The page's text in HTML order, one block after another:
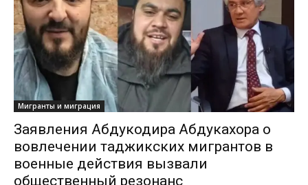
Мигранты и миграция
Заявления Абдукодира Абдукахора о
вовлечении таджикских мигрантов в
военные действия вызвали
общественный резонанс